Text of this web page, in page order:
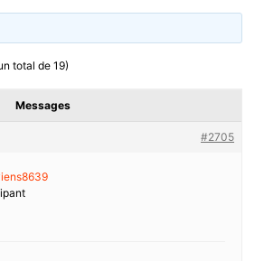
total de 19)
Messages
#2705